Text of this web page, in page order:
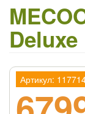
Deluxe
Артикул: